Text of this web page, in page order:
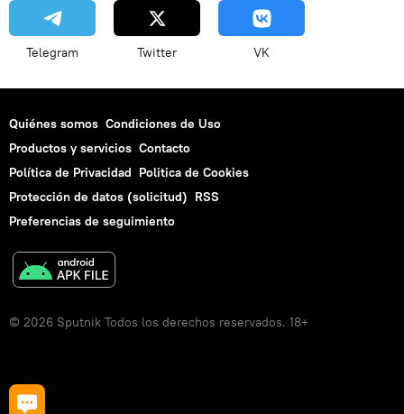
Telegram Twitter VK
Quiénes somos Condiciones de Uso
Productos y servicios Contacto
Política de Privacidad Politica de Cookies
Protección de datos (solicitud) RSS
Preferencias de seguimiento
© 2026 Sputnik Todos los derechos reservados. 18+